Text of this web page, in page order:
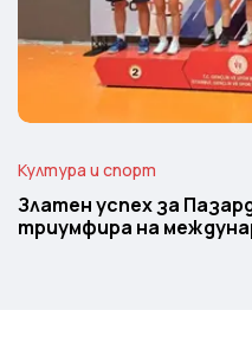
Култура и спорт
Златен успех за
триумфира на